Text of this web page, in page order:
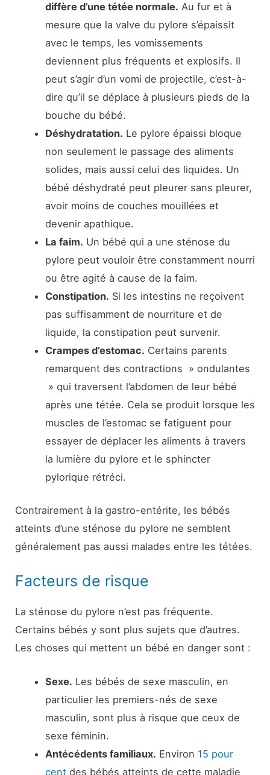
diffère d’une tétée normale. Au fur et à
mesure que la valve du pylore s’épaissit
avec le temps, les vomissements
deviennent plus fréquents et explosifs. Il
peut s’agir d’un vomi de projectile, c’est-à-
dire qu’il se déplace à plusieurs pieds de la
bouche du bébé.
Déshydratation. Le pylore épaissi bloque
non seulement le passage des aliments
solides, mais aussi celui des liquides. Un
bébé déshydraté peut pleurer sans pleurer,
avoir moins de couches mouillées et
devenir apathique.
La faim. Un bébé qui a une sténose du
pylore peut vouloir être constamment nourri
ou être agité à cause de la faim.
Constipation. Si les intestins ne reçoivent
pas suffisamment de nourriture et de
liquide, la constipation peut survenir.
Crampes d’estomac. Certains parents
remarquent des contractions » ondulantes
» qui traversent l’abdomen de leur bébé
après une tétée. Cela se produit lorsque les
muscles de l’estomac se fatiguent pour
essayer de déplacer les aliments à travers
la lumière du pylore et le sphincter
pylorique rétréci.
Contrairement à la gastro-entérite, les bébés
atteints d’une sténose du pylore ne semblent
généralement pas aussi malades entre les tétées.
Facteurs de risque
La sténose du pylore n’est pas fréquente.
Certains bébés y sont plus sujets que d’autres.
Les choses qui mettent un bébé en danger sont :
Sexe. Les bébés de sexe masculin, en
particulier les premiers-nés de sexe
masculin, sont plus à risque que ceux de
sexe féminin.
Antécédents familiaux. Environ 15 pour
centdes bébés atteints de cette maladie